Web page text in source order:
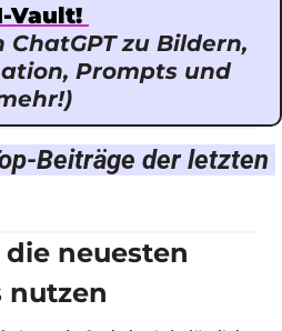
Vault!
ChatGPT zu Bildern,
Prompts und
neuesten
nutzen